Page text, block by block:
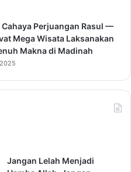
Perjuangan Rasul —
Mega Wisata Laksanakan
Makna di Madinah
Jangan Lelah Menjadi